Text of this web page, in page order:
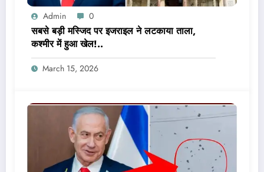
Admin 0
सबसे बड़ी मस्जिद पर इजराइल ने लटकाया ताला,
कश्मीर में हुआ खेल!..
March 15, 2026